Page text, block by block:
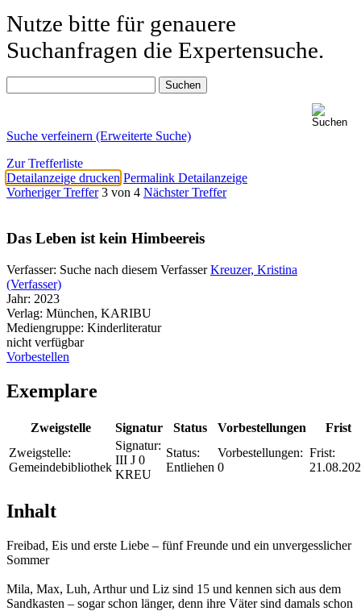
Nutze bitte für genauere
Suchanfragen die Expertensuche.
Suche verfeinern (Erweiterte Suche)
Zur Trefferliste
Detailanzeige drucken Permalink Detailanzeige
Vorheriger Treffer 3 von 4 Nächster Treffer
Das Leben ist kein Himbeereis
Verfasser: Suche nach diesem Verfasser Kreuzer, Kristina
(Verfasser)
Jahr: 2023
Verlag: München, KARIBU
Mediengruppe: Kinderliteratur
nicht verfügbar
Vorbestellen
Exemplare
Zweigstelle Signatur Status Vorbestellungen
Frist
Zweigstelle:
Gemeindebibliothek
Signatur:
III J 0
KREU
Status:
Entliehen
Vorbestellungen:
0
Frist:
Inhalt
Freibad, Eis und erste Liebe – fünf Freunde und ein unvergesslicher
Sommer
Mila, Max, Luh, Arthur und Liz sind 15 und kennen sich aus dem
Sandkasten – sogar schon länger, denn ihre Väter sind damals schon